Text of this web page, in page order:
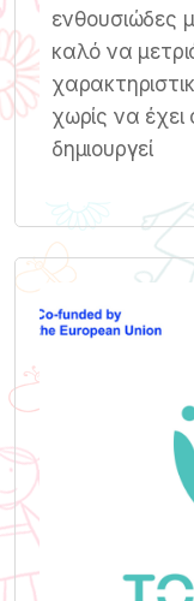
ενθουσιώδες
καλό να
χωρίς να έχει
δημιουργεί